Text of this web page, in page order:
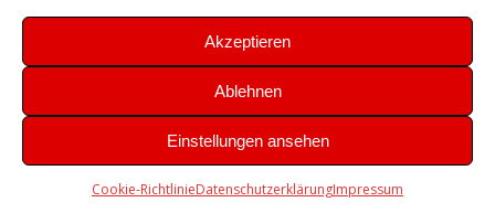
Akzeptieren
Ablehnen
Einstellungen ansehen
Cookie-RichtlinieDatenschutzerklärungImpressum
Theme